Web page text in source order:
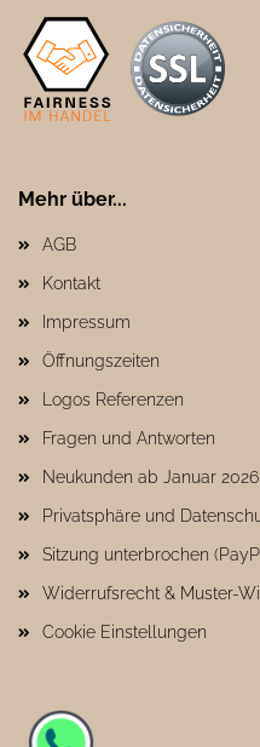
Mehr über...
AGB
Kontakt
Impressum
Öffnungszeiten
Logos Referenzen
Fragen und Antworten
Neukunden ab Januar 2026
Privatsphäre und
Sitzung unterbrochen
Widerrufsrecht & Muster-
Cookie Einstellungen